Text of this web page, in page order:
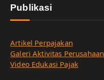
Publikasi
Artikel Perpajakan
Galeri Aktivitas Perusahaan
Video Edukasi Pajak